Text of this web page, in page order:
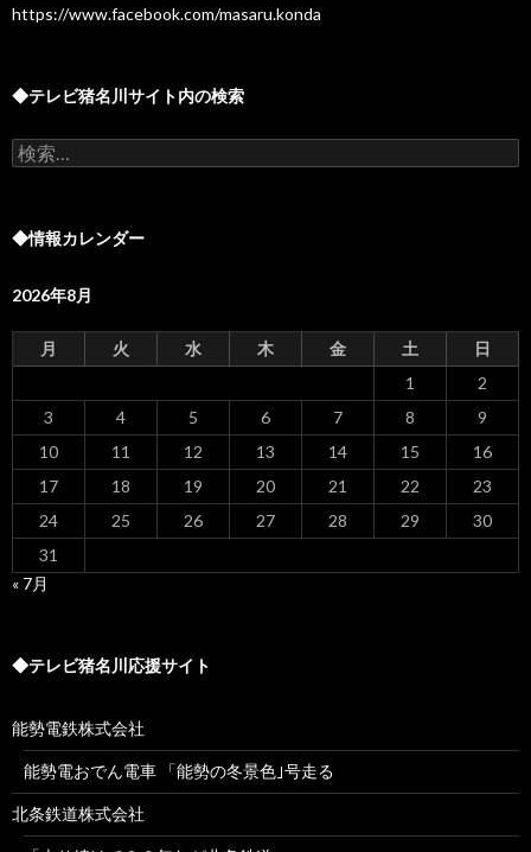
https://www.facebook.com/masaru.konda
◆テレビ猪名川サイト内の検索
検
索:
◆情報カレンダー
2026年8月
月 火 水 木 金 土
日
1
2
3
4 5 6 7 8
9
10
11 12 13 14 15
16
17
18 19 20 21 22
23
24
25 26 27 28 29
30
31
« 7月
◆テレビ猪名川応援サイト
能勢電鉄株式会社
能勢電おでん電車 「能勢の冬景色｣号走る
北条鉄道株式会社